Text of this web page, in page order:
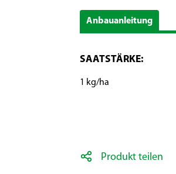
Anbauanleitung
SAATSTÄRKE:
1 kg/ha
Produkt teilen